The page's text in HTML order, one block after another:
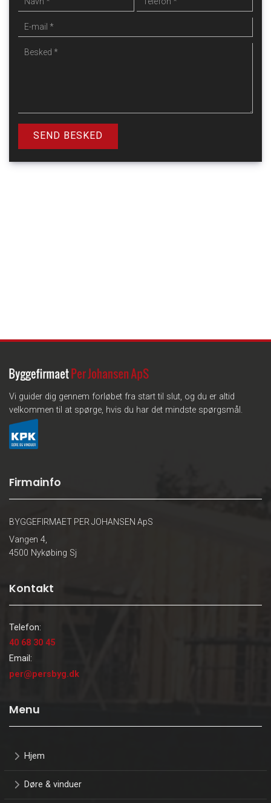
Vi guider dig gennem forløbet fra start til slut, og du er altid
velkommen til at spørge, hvis du har det mindste spørgsmål.
Firmainfo
BYGGEFIRMAET PER JOHANSEN ApS
Vangen 4,
4500 Nykøbing Sj
Kontakt
Telefon:
40 68 30 45
Email:
per@persbyg.dk
Menu
Hjem
Døre & vinduer